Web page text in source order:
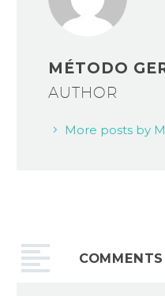
MÉTODO
AUTHOR
More posts by
COMMENTS